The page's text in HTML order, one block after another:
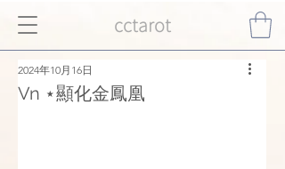
cctarot
Vn ⋆顯化金鳳凰
2024年10月16日